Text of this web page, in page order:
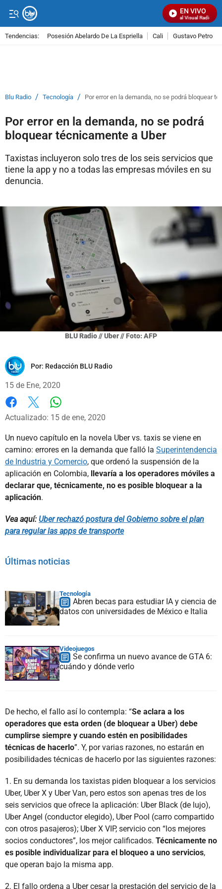
EN VIVO
Señal Visual Radio
Tendencias: Posesión Abelardo De La Espriella Cali Gustavo Petro
Blu Radio / Tecnología / Por error en la demanda, no se podrá bloquear
Por error en la demanda, no se podrá
bloquear técnicamente a Uber
Taxistas incluyeron solo tres de los seis servicios que
tiene la app y no a todas las empresas móviles en su
denuncia.
BLU Radio // Uber // Foto: AFP
Por: Redacción BLU Radio
15 de Ene, 2020
Facebook
X
Actualizado: 15 de ene, 2020
Un nuevo capítulo en la novela Uber vs. taxis se viene en
camino: errores en la demanda que falló la Superintendencia
de Industria y Comercio, que ordenó la suspensión de la
aplicación en Colombia, llevaría a los operadores móviles a
declarar que, técnicamente, no es posible bloquear a la
aplicación.
Vea aquí: Uber rechazó postura del Gobierno sobre el plan
para regular las apps de transporte
Últimas noticias
Tecnología
Abren becas para estudiar IA y ciencia de
datos con universidades de México e Italia
Videojuegos
Se confirma un nuevo avance de GTA 6:
cuándo y dónde verlo
De hecho, el fallo así lo contempla: “Se aclara a los
operadores que esta orden (de bloquear a Uber) debe
cumplirse siempre y cuando estén en posibilidades
técnicas de hacerlo”. Y, por varias razones, no estarán en
posibilidades técnicas de hacerlo por las siguientes razones:
1. En su demanda los taxistas piden bloquear a los servicios
Uber, Uber X y Uber Van, pero estos son apenas tres de los
seis servicios que ofrece la aplicación: Uber Black (de lujo),
Uber Angel (conductor elegido), Uber Pool (carro compartido
con otros pasajeros); Uber X VIP, servicio con “los mejores
socios conductores”, los mejor calificados. Técnicamente no
es posible individualizar para el bloqueo a uno servicios,
que operan bajo la misma app.
2. El fallo ordena a Uber cesar la prestación del servicio de la